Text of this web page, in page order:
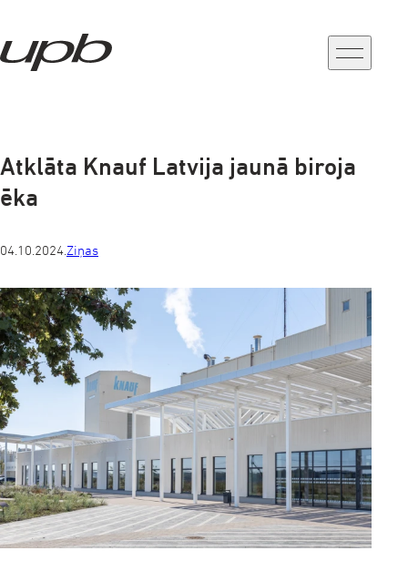
Atklāta Knauf Latvija jaunā biroja
ēka
04.10.2024. Ziņas